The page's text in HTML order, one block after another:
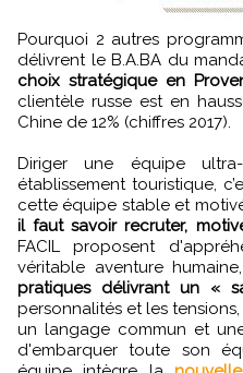
Pourquoi 2 autres programmes de formation linguistique
délivrent le B.A.BA du
choix stratégique en
clientèle russe est en
Chine de 12% (chiffres 2017).
Diriger une équipe
établissement touristique,
cette équipe stable et
il faut savoir recruter,
FACIL proposent
véritable aventure
pratiques délivrant un «
personnalités et les
un langage commun et
d'embarquer toute son